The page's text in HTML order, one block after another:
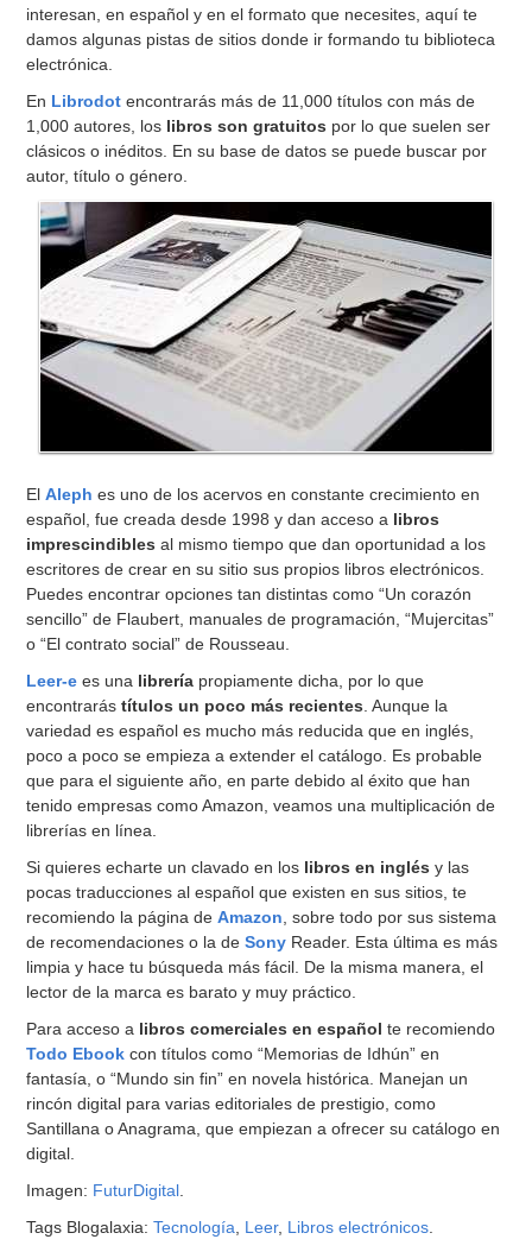
interesan, en español y en el formato que necesites, aquí te
damos algunas pistas de sitios donde ir formando tu biblioteca
electrónica.
En Librodot encontrarás más de 11,000 títulos con más de
1,000 autores, los libros son gratuitos por lo que suelen ser
clásicos o inéditos. En su base de datos se puede buscar por
autor, título o género.
ElAleph es uno de los acervos en constante crecimiento en
español, fue creada desde 1998 y dan acceso a libros
imprescindibles al mismo tiempo que dan oportunidad a los
escritores de crear en su sitio sus propios libros electrónicos.
Puedes encontrar opciones tan distintas como “Un corazón
sencillo” de Flaubert, manuales de programación, “Mujercitas”
o “El contrato social” de Rousseau.
Leer-e es una librería propiamente dicha, por lo que
encontrarás títulos un poco más recientes . Aunque la
variedad es español es mucho más reducida que en inglés,
poco a poco se empieza a extender el catálogo. Es probable
que para el siguiente año, en parte debido al éxito que han
tenido empresas como Amazon, veamos una multiplicación de
librerías en línea.
Si quieres echarte un clavado en los libros en inglés y las
pocas traducciones al español que existen en sus sitios, te
recomiendo la página deAmazon , sobre todo por sus sistema
de recomendaciones o la deSony Reader. Esta última es más
limpia y hace tu búsqueda más fácil. De la misma manera, el
lector de la marca es barato y muy práctico.
Para acceso a libros comerciales en español te recomiendo
Todo Ebookcon títulos como “Memorias de Idhún” en
fantasía, o “Mundo sin fin” en novela histórica. Manejan un
rincón digital para varias editoriales de prestigio, como
Santillana o Anagrama, que empiezan a ofrecer su catálogo en
digital.
Imagen: FuturDigital
Tags Blogalaxia:Tecnología Leer, Libros electrónicos